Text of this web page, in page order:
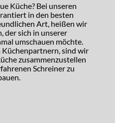
Küche? Bei unseren
in den besten
Art, heißen wir
der sich in unserer
umschauen möchte.
sind wir
zusammenzustellen
Schreiner zu